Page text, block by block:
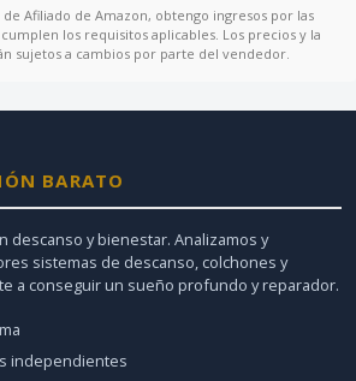
de Afiliado de Amazon, obtengo ingresos por las
los requisitos aplicables. Los precios y la
sujetos a cambios por parte del vendedor.
BARATO
descanso y bienestar. Analizamos y
sistemas de descanso, colchones y
a conseguir un sueño profundo y reparador.
independientes